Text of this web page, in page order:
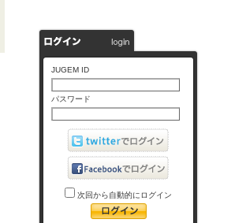
JUGEM ID
パスワード
次回から自動的にログイン